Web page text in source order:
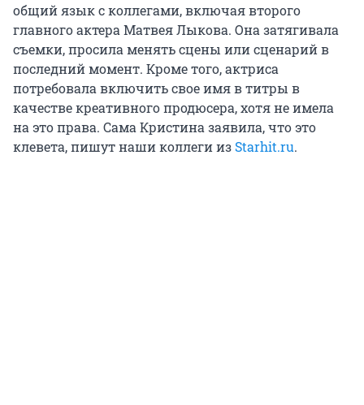
общий язык с коллегами, включая второго
главного актера Матвея Лыкова. Она затягивала
съемки, просила менять сцены или сценарий в
последний момент. Кроме того, актриса
потребовала включить свое имя в титры в
качестве креативного продюсера, хотя не имела
на это права. Сама Кристина заявила, что это
клевета, пишут наши коллеги из Starhit.ru.